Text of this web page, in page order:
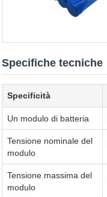
Specifiche tecniche
Specificità
Un modulo di batteria
Tensione nominale del
modulo
Tensione massima del
modulo